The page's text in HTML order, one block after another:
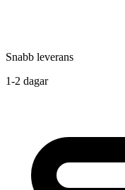
Snabb leverans
1-2 dagar